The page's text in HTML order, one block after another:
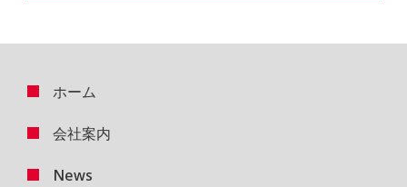
ホーム
会社案内
News